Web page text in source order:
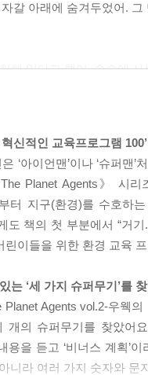
갈 아래에 숨겨두었어.
해 있다고 했어. 숲속에
!
기 속의 기온과 습도에
싶을 거야. 그리고, 자기
만 둬! 아직 시간이 있다
고 있잖아!
삭인 거야? “퍼즐을 완성
신적인 교육프로그램
‘아이언맨’이나 ‘슈퍼맨
Planet Agents》 시
부터 지구(환경)를 수호
도 책의 첫 부분에서 “거
린이들을 위한 환경 교육
는 ‘세 가지 슈퍼무기’를
Planet Agents vol.2-우웩
개의 슈퍼무기를 찾았어
용을 듣고 ‘비너스 계획’
니라 여러 가지 숫자와